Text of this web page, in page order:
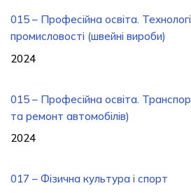
015 – Професійна освіта.
промисловості (швейні вироби)
2024
015 – Професійна освіта.
та ремонт автомобілів)
2024
017 – Фізична культура і спорт